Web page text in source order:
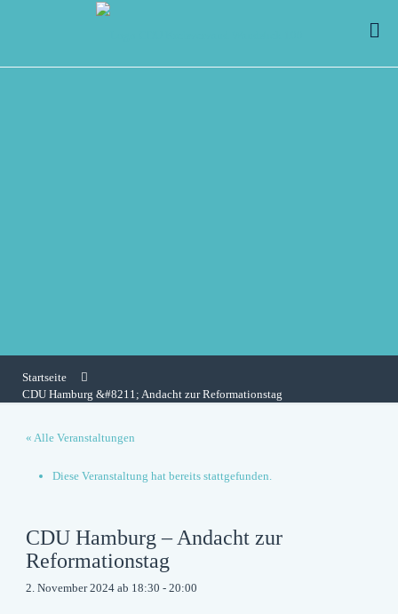
Startseite
CDU Hamburg &#8211; Andacht zur Reformationstag
« Alle Veranstaltungen
Diese Veranstaltung hat bereits stattgefunden.
CDU Hamburg – Andacht zur
Reformationstag
2. November 2024 ab 18:30 - 20:00